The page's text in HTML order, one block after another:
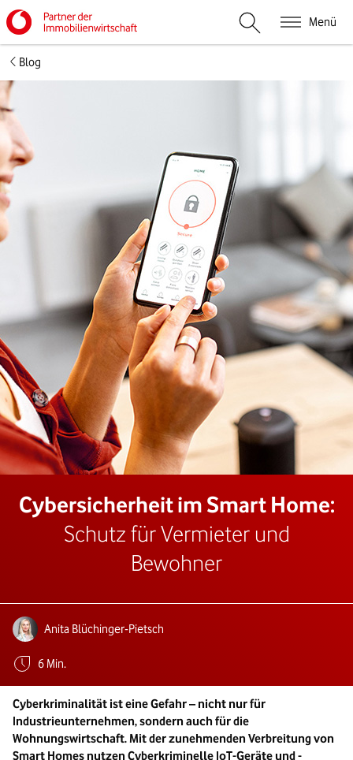
Menü
Suche öffnen
Blog
Cybersicherheit im Smart Home:
Schutz für Vermieter und
Bewohner
Autoren:Anita Blüchinger-Pietsch
Geschätzte Lesezeit:
6 Min.
Cyberkriminalität ist eine Gefahr – nicht nur für
Industrieunternehmen, sondern auch für die
Wohnungswirtschaft. Mit der zunehmenden Verbreitung von
Smart Homes nutzen Cyberkriminelle IoT-Geräte und -